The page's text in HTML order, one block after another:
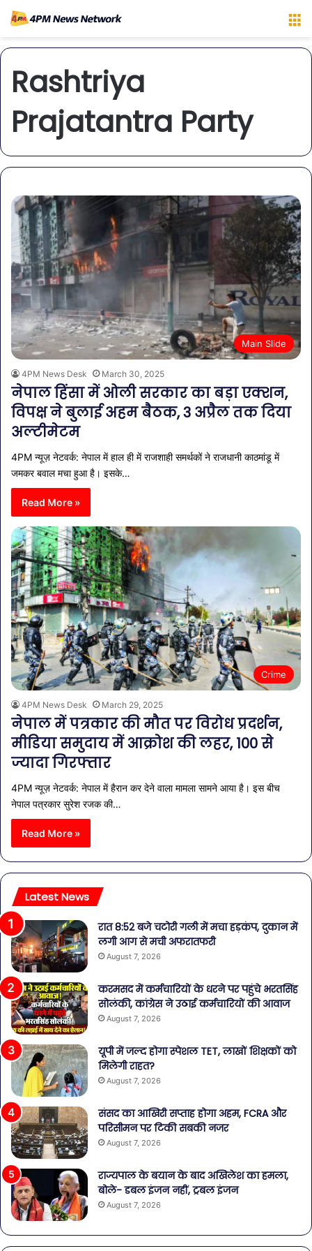
Rashtriya
Prajatantra Party
Main Slide
4PM News Desk March 30, 2025
नेपाल हिंसा में ओली सरकार का बड़ा एक्शन,
विपक्ष ने बुलाई अहम बैठक, 3 अप्रैल तक दिया
अल्टीमेटम
4PM न्यूज़ नेटवर्क: नेपाल में हाल ही में राजशाही समर्थकों ने राजधानी काठमांडू में
जमकर बवाल मचा हुआ है। इसके…
Read More »
Crime
4PM News Desk March 29, 2025
नेपाल में पत्रकार की मौत पर विरोध प्रदर्शन,
मीडिया समुदाय में आक्रोश की लहर, 100 से
ज्यादा गिरफ्तार
4PM न्यूज़ नेटवर्क: नेपाल में हैरान कर देने वाला मामला सामने आया है। इस बीच
नेपाल पत्रकार सुरेश रजक की…
Read More »
Latest News
रात 8:52 बजे चटोरी गली में मचा हड़कंप, दुकान में
लगी आग से मची अफरातफरी
August 7, 2026
करमसद में कर्मचारियों के धरने पर पहुंचे भरतसिंह
सोलंकी, कांग्रेस ने उठाई कर्मचारियों की आवाज
August 7, 2026
यूपी में जल्द होगा स्पेशल TET, लाखों शिक्षकों को
मिलेगी राहत?
August 7, 2026
संसद का आखिरी सप्ताह होगा अहम, FCRA और
परिसीमन पर टिकी सबकी नजर
August 7, 2026
राज्यपाल के बयान के बाद अखिलेश का हमला,
बोले- डबल इंजन नहीं, ट्रबल इंजन
August 7, 2026